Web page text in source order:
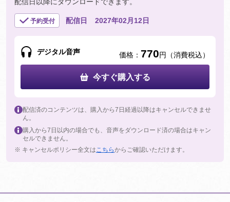
予約受付 配信日 2027年02月12日
デジタル音声 価格： 770円（消費税込）
今すぐ購入する
配信済のコンテンツは、購入から7日経過以降はキャンセルできませ
ん。
購入から7日以内の場合でも、音声をダウンロード済の場合はキャン
セルできません。
※ キャンセルポリシー全文はこちらからご確認いただけます。